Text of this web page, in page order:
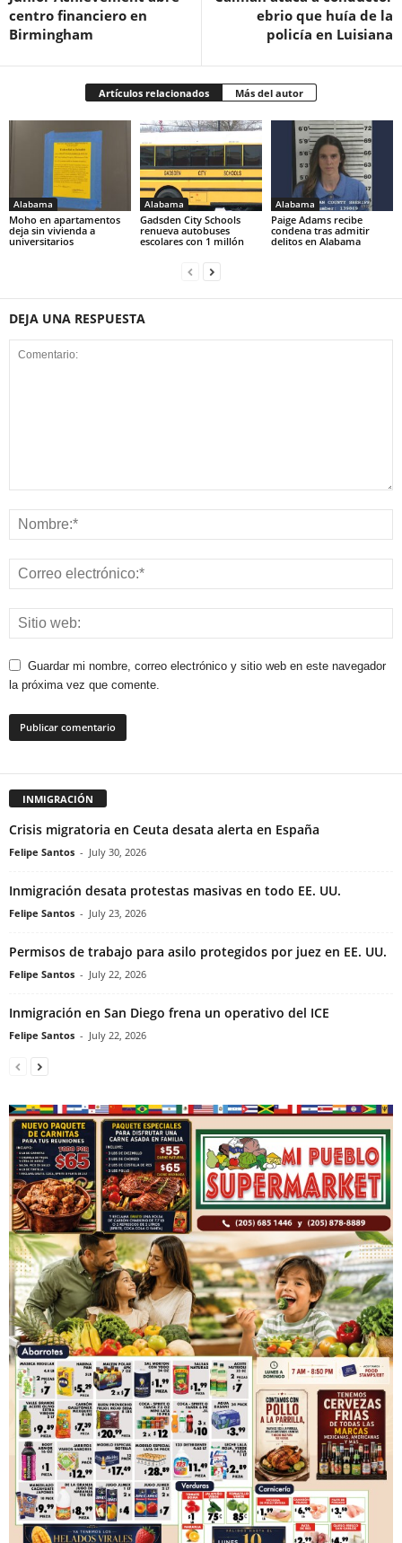
centro financiero en
Birmingham
ebrio que huía de la
policía en Luisiana
Artículos relacionados Más del autor
Alabama
Moho en apartamentos
deja sin vivienda a
universitarios
Alabama
Gadsden City Schools
renueva autobuses
escolares con 1 millón
Alabama
Paige Adams recibe
condena tras admitir
delitos en Alabama
DEJA UNA RESPUESTA
Guardar mi nombre, correo electrónico y sitio web en este navegador
la próxima vez que comente.
INMIGRACIÓN
Crisis migratoria en Ceuta desata alerta en España
Felipe Santos - July 30, 2026
Inmigración desata protestas masivas en todo EE. UU.
Felipe Santos - July 23, 2026
Permisos de trabajo para asilo protegidos por juez en EE. UU.
Felipe Santos - July 22, 2026
Inmigración en San Diego frena un operativo del ICE
Felipe Santos - July 22, 2026